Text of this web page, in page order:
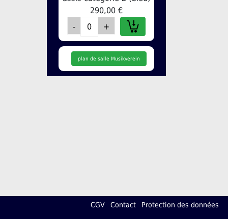
290,00 €
plan de salle Musikverein
CGV Contact Protection des données